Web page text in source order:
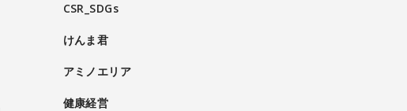
CSR_SDGs
けんま君
アミノエリア
健康経営